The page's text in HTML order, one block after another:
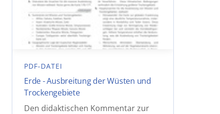
PDF-DATEI
Erde - Ausbreitung der Wüsten und
Trockengebiete
Den didaktischen Kommentar zur